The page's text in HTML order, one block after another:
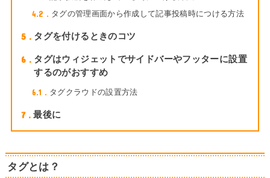
4.2 タグの管理画面から作成して記事投稿時につける方法
5 タグを付けるときのコツ
6
タグはウィジェットでサイドバーやフッターに設置
するのがおすすめ
6.1 タグクラウドの設置方法
7 最後に
タグとは？